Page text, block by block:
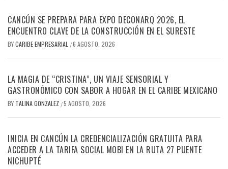
CANCÚN SE PREPARA PARA EXPO DECONARQ 2026, EL
ENCUENTRO CLAVE DE LA CONSTRUCCIÓN EN EL SURESTE
BYCARIBE EMPRESARIAL /6 AGOSTO, 2026
LA MAGIA DE “CRISTINA”, UN VIAJE SENSORIAL Y
GASTRONÓMICO CON SABOR A HOGAR EN EL CARIBE MEXICANO
BY TALINA GONZALEZ /5 AGOSTO, 2026
INICIA EN CANCÚN LA CREDENCIALIZACIÓN GRATUITA PARA
ACCEDER A LA TARIFA SOCIAL MOBI EN LA RUTA 27 PUENTE
NICHUPTÉ